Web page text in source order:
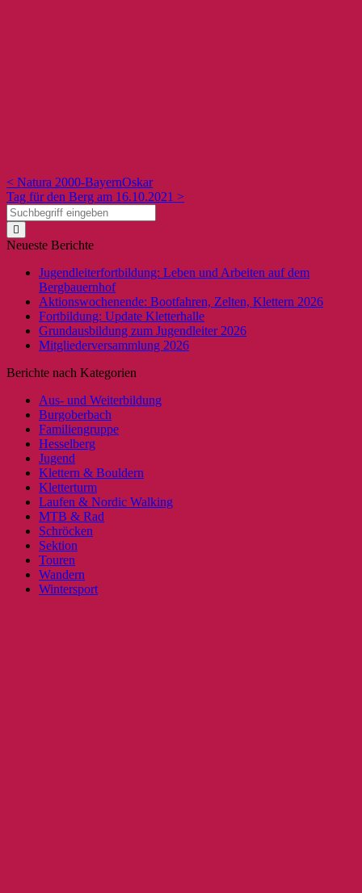
< Natura 2000-BayernOskar
Tag für den Berg am 16.10.2021 >
Neueste Berichte
Jugendleiterfortbildung: Leben und Arbeiten auf dem
Bergbauernhof
Aktionswochenende: Bootfahren, Zelten, Klettern 2026
Fortbildung: Update Kletterhalle
Grundausbildung zum Jugendleiter 2026
Mitgliederversammlung 2026
Berichte nach Kategorien
Aus- und Weiterbildung
Burgoberbach
Familiengruppe
Hesselberg
Jugend
Klettern & Bouldern
Kletterturm
Laufen & Nordic Walking
MTB & Rad
Schröcken
Sektion
Touren
Wandern
Wintersport